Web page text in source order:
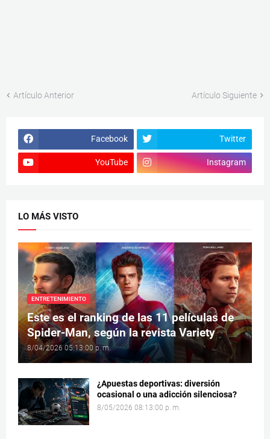
Artículo Anterior Artículo Siguiente
Facebook Twitter
YouTube Instagram
LO MÁS VISTO
ENTRETENIMIENTO
Este es el ranking de las 11 películas de
Spider-Man, según la revista Variety
8/04/2026 05:13:00 p. m.
¿Apuestas deportivas: diversión
ocasional o una adicción silenciosa?
8/05/2026 08:13:00 p. m.